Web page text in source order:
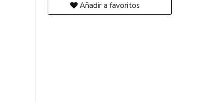
Añadir a favoritos